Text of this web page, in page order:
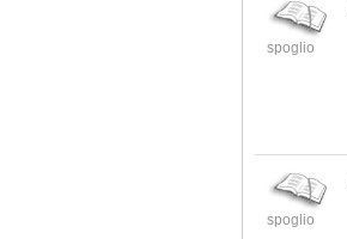
spoglio
spoglio